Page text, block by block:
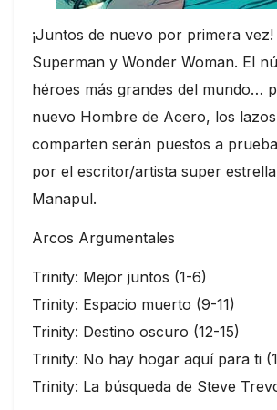
¡Juntos de nuevo por primera vez!
Superman y Wonder Woman. El
héroes más grandes del mundo…
nuevo Hombre de Acero, los
comparten serán puestos a
por el escritor/artista super
Manapul.
Arcos Argumentales
Trinity: Mejor juntos (1-6)
Trinity: Espacio muerto (9-11)
Trinity: Destino oscuro (12-15)
Trinity: No hay hogar aquí para ti
Trinity: La búsqueda de Steve